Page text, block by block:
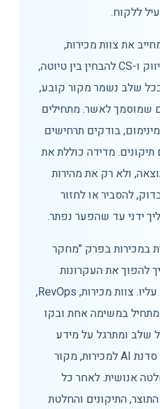
ללקוח.
את צוות מכירות,
RevOps, פיתוח עסקי, שיווק ו-CS להבחין בין טיוטה,
שלב נשמר מקור קובע,
שמוסמך לאשר. מתחילים
בודקים תרחישים
תיקונים. מדידה כוללת את
ולא רק את מהירות
להסביר או לחזור
ידני עד שהפער נפתר.
במכירות בפרק "מחקר
להפוך את העקרונות
לרצף עבודה שניתן לחזור עליו. צוות מכירות, RevOps,
פיתוח עסקי, שיווק ו-CS מתחיל במשימה אחת ובקו
שלב ומתרגל על מידע
מאושר. רצף הבקרה כולל סדנת AI למכירות, מקור
אנושית. לאחר כל
התיקונים והחלטת